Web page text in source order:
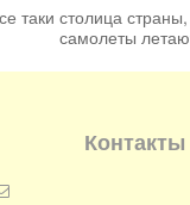
таки столица
самолеты
Контакты